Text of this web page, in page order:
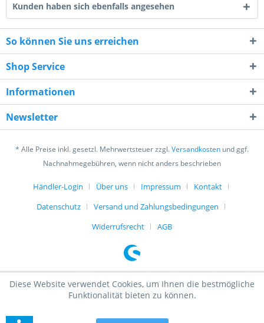
Ich habe die
verstanden und stimme zu. *
Mit * gekennzeichnete Felder sind Pflichtfelder.
Senden
Kunden haben sich ebenfalls angesehen
So können Sie uns erreichen
Shop Service
Informationen
Newsletter
* Alle Preise inkl. gesetzl. Mehrwertsteuer zzgl.Versandkosten und ggf.
Nachnahmegebühren, wenn nicht anders beschrieben
Händler-Login Über uns Impressum
Kontakt
Datenschutz
Versand und Zahlungsbedingungen
Widerrufsrecht
AGB
Diese Website verwendet Cookies, um Ihnen die bestmögliche
Funktionalität bieten zu können.